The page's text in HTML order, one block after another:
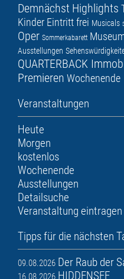
Demnächst Highlights
Kinder Eintritt frei Musicals
Oper Sommerkabarett
Ausstellungen
QUARTERBACK
Premieren Wochenende
Veranstaltungen
Heute
Morgen
kostenlos
Wochenende
Ausstellungen
Detailsuche
Veranstaltung eintragen
Tipps für die nächsten
09.08.2026 Der Raub der
16.08.2026 HIDDENSEE